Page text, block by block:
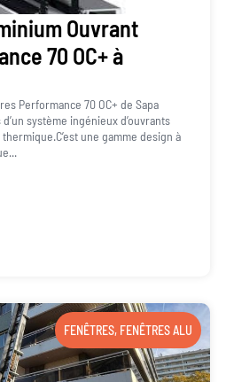
Ouvrant
70 OC+ à
Performance 70 OC+ de Sapa
système ingénieux d’ouvrants
une gamme design à
FENÊTRES, FENÊTRES ALU